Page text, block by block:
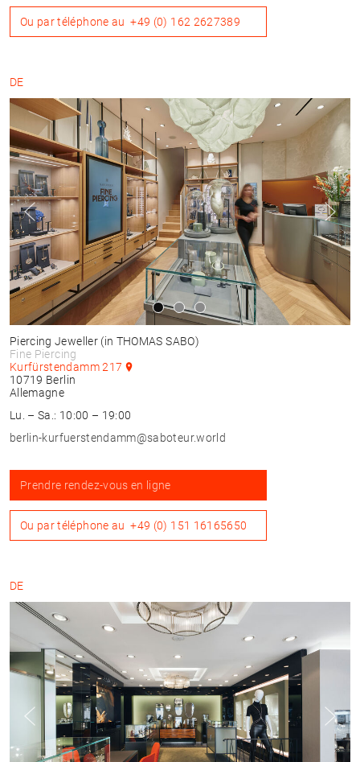
Ou par téléphone au+49 (0) 162 2627389
DE
Piercing Jeweller (in THOMAS SABO)
Fine Piercing
Kurfürstendamm 217
10719 Berlin
Allemagne
Lu. – Sa.: 10:00 – 19:00
berlin-kurfuerstendamm@saboteur.world
Prendre rendez-vous en ligne
Ou par téléphone au+49 (0) 151 16165650
DE